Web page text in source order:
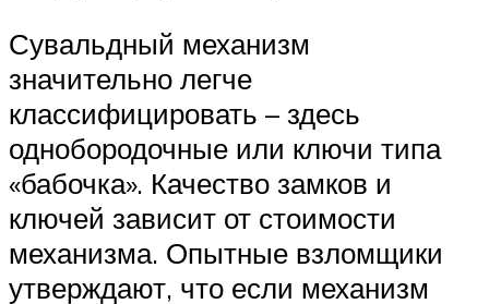
Сувальдный механизм
значительно легче
классифицировать – здесь
однобородочные или ключи типа
«бабочка». Качество замков и
ключей зависит от стоимости
механизма. Опытные взломщики
утверждают, что если механизм